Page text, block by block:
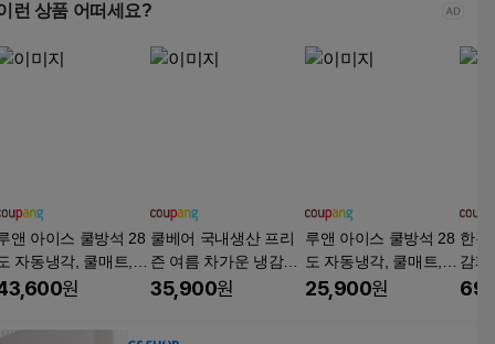
런 상품 어떠세요?
앤 아이스 쿨방석 28
자동냉각, 쿨매트,
루
원
쿨베어 국내생산 프리
즌 여름 차가운 냉감패
드 고정밴드 쿨매트, 화
35,900원
루앤 아이스 쿨방석 28
도 자동냉각, 쿨매트,
블루
25,900원
한경
감패
트,